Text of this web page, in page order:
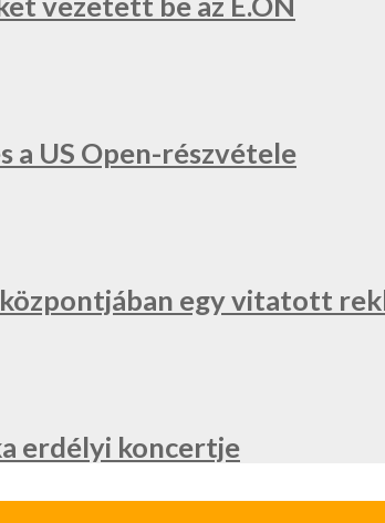
a US Open-részvétele
egy vitatott
erdélyi koncertje